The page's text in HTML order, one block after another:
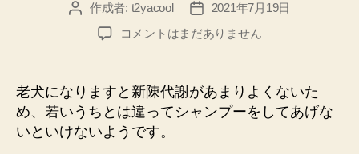
投 作成者: t2yacool
投
稿
日
2021年7月19日
皮
い
ぶ
よ
く
コメントはまだありません
老犬になりますと新陳代謝があまりよくないた
め、若いうちとは違ってシャンプーをしてあげな
いといけないようです。